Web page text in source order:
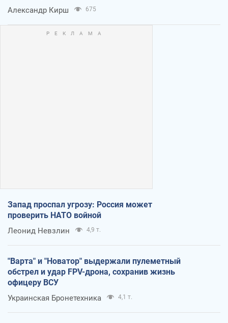
Александр Кирш 675
Запад проспал угрозу: Россия может
проверить НАТО войной
Леонид Невзлин 4,9 т.
"Варта" и "Новатор" выдержали пулеметный
обстрел и удар FPV-дрона, сохранив жизнь
офицеру ВСУ
Украинская Бронетехника 4,1 т.